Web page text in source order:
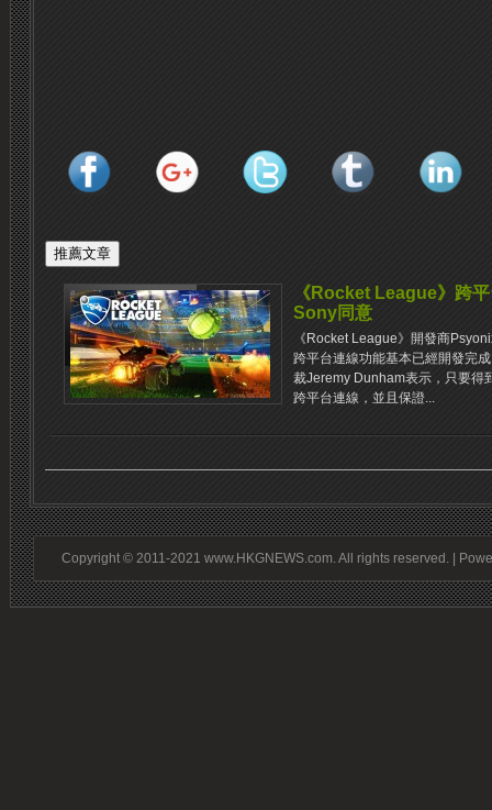
《Rocket League》跨
Sony同意
《Rocket League》開發商
跨平台連線功能基本已經開發完
裁Jeremy Dunham表示，只要得
跨平台連線，並且保證...
Copyright © 2011-2021 www.HKGNEWS.com. All rights reserved. |